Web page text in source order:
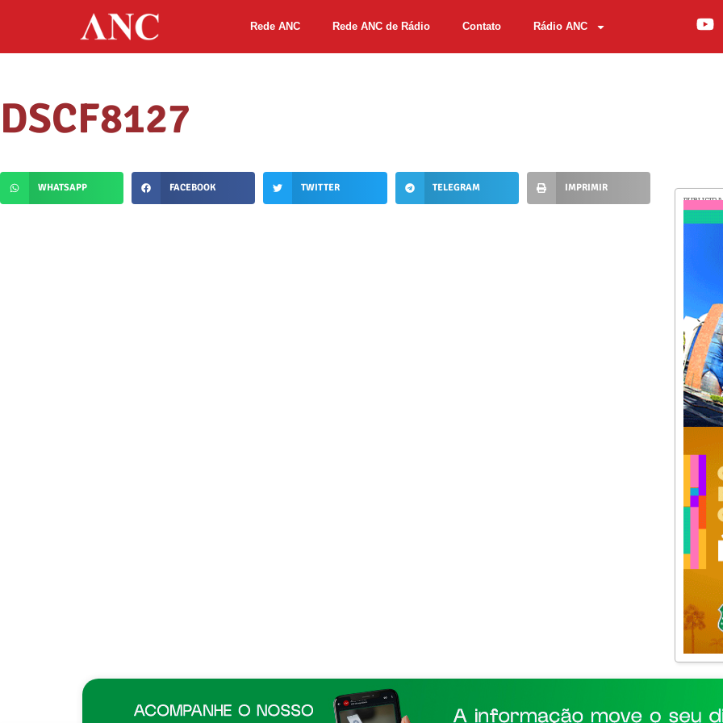
Rede ANC Rede ANC de Rádio Contato Rádio ANC
DSCF8127
WHATSAPP FACEBOOK TWITTER TELEGRAM IMPRIMIR